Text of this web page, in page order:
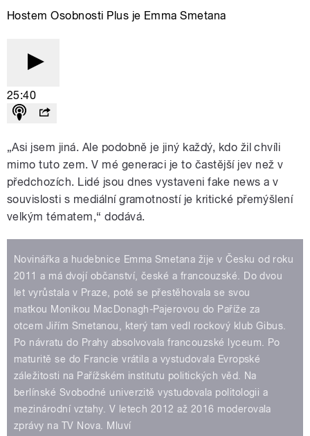
Hostem Osobnosti Plus je Emma Smetana
25:40
„Asi jsem jiná. Ale podobně je jiný každý, kdo žil chvíli
mimo tuto zem. V mé generaci je to častější jev než v
předchozích. Lidé jsou dnes vystaveni fake news a v
souvislosti s mediální gramotností je kritické přemýšlení
velkým tématem,“ dodává.
Novinářka a hudebnice Emma Smetana žije v Česku od roku
2011 a má dvojí občanství, české a francouzské. Do dvou
let vyrůstala v Praze, poté se přestěhovala se svou
matkou Monikou MacDonagh-Pajerovou do Paříže za
otcem Jiřím Smetanou, který tam vedl rockový klub Gibus.
Po návratu do Prahy absolvovala francouzské lyceum. Po
maturitě se do Francie vrátila a vystudovala Evropské
záležitosti na Pařížském institutu politických věd. Na
berlínské Svobodné univerzitě vystudovala politologii a
mezinárodní vztahy. V letech 2012 až 2016 moderovala
zprávy na TV Nova. Mluví